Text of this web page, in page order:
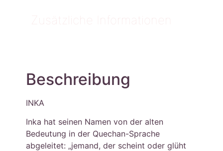
Zusätzliche Informationen
Beschreibung
INKA
Inka hat seinen Namen von der alten
Bedeutung in der Quechan-Sprache
abgeleitet: „jemand, der scheint oder glüht